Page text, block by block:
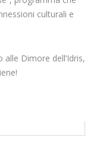
culturali e
Dimore dell’Idris,